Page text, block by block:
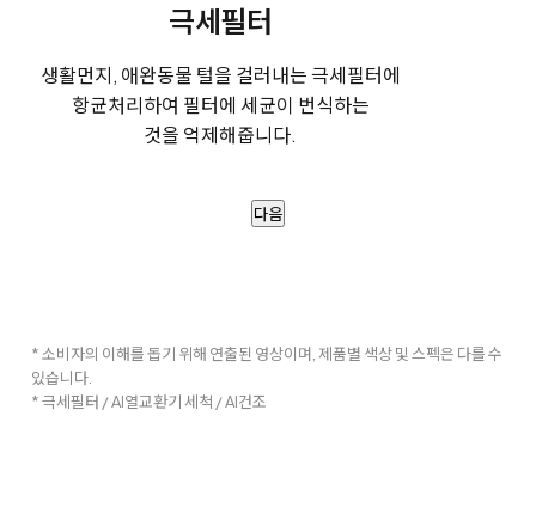
극세필터
생활먼지, 애완동물 털을 걸러내는 극세필터에
항균처리하여 필터에 세균이 번식하는
것을 억제해줍니다.
다음
* 소비자의 이해를 돕기 위해 연출된 영상이며, 제품별 색상 및 스펙은 다를 수
있습니다.
* 극세필터 / AI열교환기 세척 / AI건조